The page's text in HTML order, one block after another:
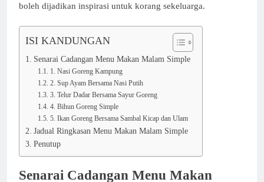
boleh dijadikan inspirasi untuk korang sekeluarga.
ISI KANDUNGAN
Senarai Cadangan Menu Makan Malam Simple
1. Nasi Goreng Kampung
2. Sup Ayam Bersama Nasi Putih
3. Telur Dadar Bersama Sayur Goreng
4. Bihun Goreng Simple
5. Ikan Goreng Bersama Sambal Kicap dan Ulam
Jadual Ringkasan Menu Makan Malam Simple
Penutup
Senarai Cadangan Menu Makan